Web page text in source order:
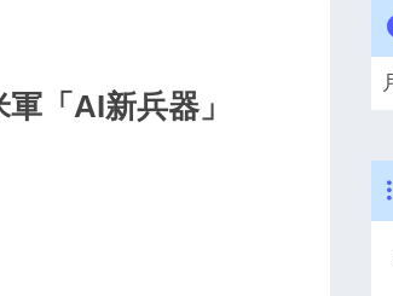
「AI新兵器」